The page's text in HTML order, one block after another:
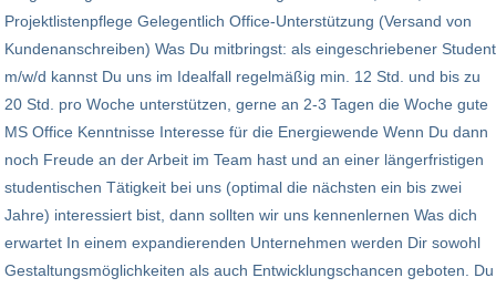
Projektlistenpflege Gelegentlich Office-Unterstützung (Versand von
Kundenanschreiben) Was Du mitbringst: als eingeschriebener Student
m/w/d kannst Du uns im Idealfall regelmäßig min. 12 Std. und bis zu
20 Std. pro Woche unterstützen, gerne an 2-3 Tagen die Woche gute
MS Office Kenntnisse Interesse für die Energiewende Wenn Du dann
noch Freude an der Arbeit im Team hast und an einer längerfristigen
studentischen Tätigkeit bei uns (optimal die nächsten ein bis zwei
Jahre) interessiert bist, dann sollten wir uns kennenlernen Was dich
erwartet In einem expandierenden Unternehmen werden Dir sowohl
Gestaltungsmöglichkeiten als auch Entwicklungschancen geboten. Du